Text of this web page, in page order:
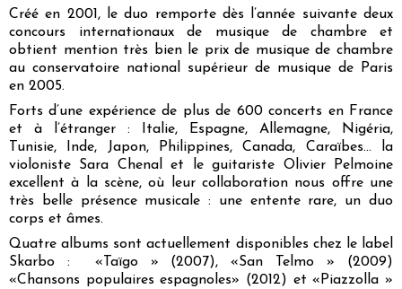
Créé en 2001, le duo remporte dès l’année suivante deux
concours internationaux de musique de chambre et
obtient mention très bien le prix de musique de chambre
au conservatoire national supérieur de musique de Paris
en 2005.
Forts d’une expérience de plus de 600 concerts en France
et à l’étranger : Italie, Espagne, Allemagne, Nigéria,
Tunisie, Inde, Japon, Philippines, Canada, Caraïbes… la
violoniste Sara Chenal et le guitariste Olivier Pelmoine
excellent à la scène, où leur collaboration nous offre une
très belle présence musicale : une entente rare, un duo
corps et âmes.
Quatre albums sont actuellement disponibles chez le label
Skarbo : «Taïgo » (2007), «San Telmo » (2009)
«Chansons populaires espagnoles» (2012) et «Piazzolla »